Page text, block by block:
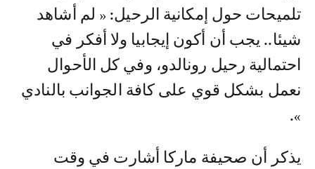
تلميحات حول إمكانية الرحيل: « لم أشاهد
شيئا.. يجب أن أكون إيجابيا ولا أفكر في
احتمالية رحيل رونالدو، وفي كل الأحوال
نعمل بشكل قوي على كافة الجوانب بالنادي
».
يذكر أن صحيفة ماركا أشارت في وقت